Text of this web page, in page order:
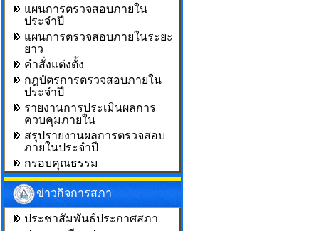
แผนการตรวจสอบภายใน
ประจำปี
แผนการตรวจสอบภายในระยะ
ยาว
คำสั่งแต่งตั้ง
กฎบัตรการตรวจสอบภายใน
ประจำปี
รายงานการประเมินผลการ
ควบคุมภายใน
สรุปรายงานผลการตรวจสอบ
ภายในประจำปี
กรอบคุณธรรม
ข่าวกิจการสภา
ประชาสัมพันธ์ประกาศสภา